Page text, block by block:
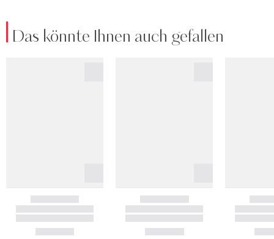
Das könnte Ihnen auch gefallen